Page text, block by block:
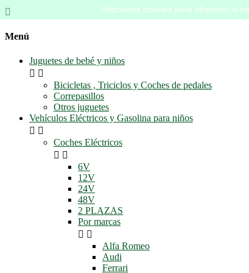
Utilizamos cookies para ofrecerle la

Menú
Juguetes de bebé y niños
 
Bicicletas , Triciclos y Coches de pedales
Correpasillos
Otros juguetes
Vehículos Eléctricos y Gasolina para niños
 
Coches Eléctricos
 
6V
12V
24V
48V
2 PLAZAS
Por marcas
 
Alfa Romeo
Audi
Ferrari